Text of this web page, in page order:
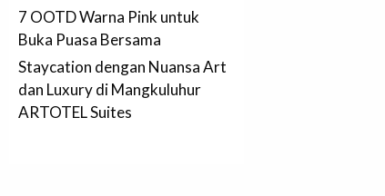
7 OOTD Warna Pink untuk
Buka Puasa Bersama
Staycation dengan Nuansa Art
dan Luxury di Mangkuluhur
ARTOTEL Suites